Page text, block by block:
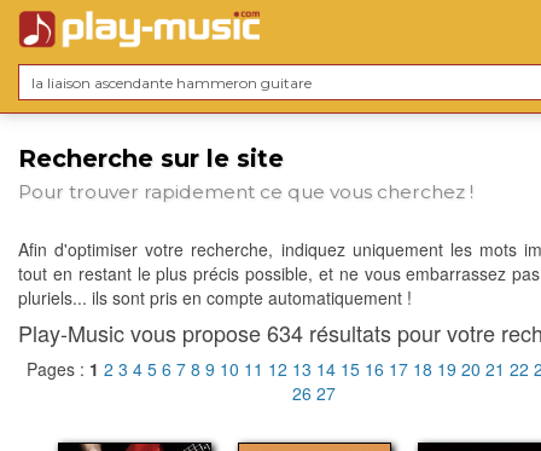
Recherche sur le site
Pour trouver rapidement ce que vous cherchez !
Afin d'optimiser votre recherche, indiquez uniquement les mots
tout en restant le plus précis possible, et ne vous embarrassez
pluriels... ils sont pris en compte automatiquement !
Play-Music vous propose 634 résultats pour votre
Pages : 1 2 3 4 5 6 7 8 9 10 11 12 13 14 15 16 17 18 19 20 21 22
26 27